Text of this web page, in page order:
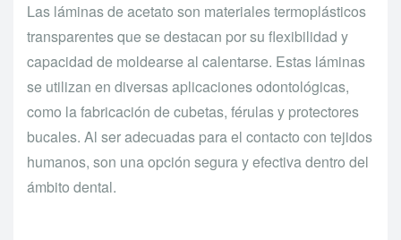
Las láminas de acetato son materiales termoplásticos
transparentes que se destacan por su flexibilidad y
capacidad de moldearse al calentarse. Estas láminas
se utilizan en diversas aplicaciones odontológicas,
como la fabricación de cubetas, férulas y protectores
bucales. Al ser adecuadas para el contacto con tejidos
humanos, son una opción segura y efectiva dentro del
ámbito dental.